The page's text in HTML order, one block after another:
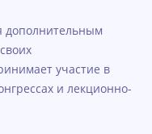
дополнительным
участие в
и лекционно-